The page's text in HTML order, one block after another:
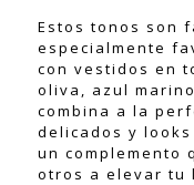
Estos tonos son
especialmente
con vestidos en
oliva, azul
combina a la
delicados y
un complemento
otros a elevar tu